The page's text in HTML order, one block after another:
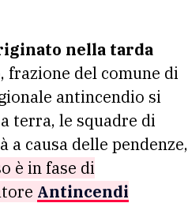
nella tarda
, frazione del comune di
antincendio si
terra, le squadre di
causa delle pendenze,
è in fase di
Antincendi